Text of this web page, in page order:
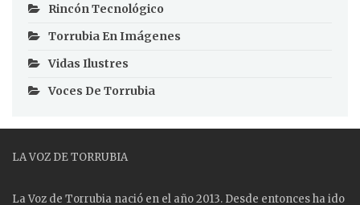
Rincón Tecnológico
Torrubia En Imágenes
Vidas Ilustres
Voces De Torrubia
LA VOZ DE TORRUBIA
La Voz de Torrubia nació en el año 2013. Desde entonces ha ido